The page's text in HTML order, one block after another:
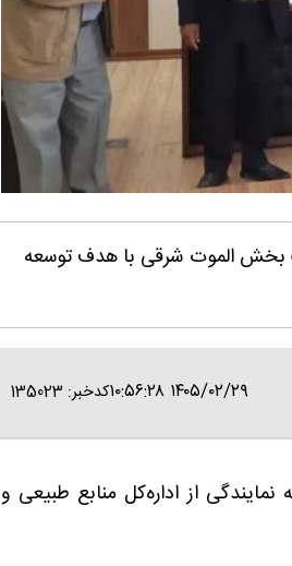
بخش الموت شرقی با هدف توسعه
۱۴۰۵/۰۲/۲۹ ۱۰:۵۶:۲۸ کدخبر: 135023
از اداره‌کل منابع طبیعی و